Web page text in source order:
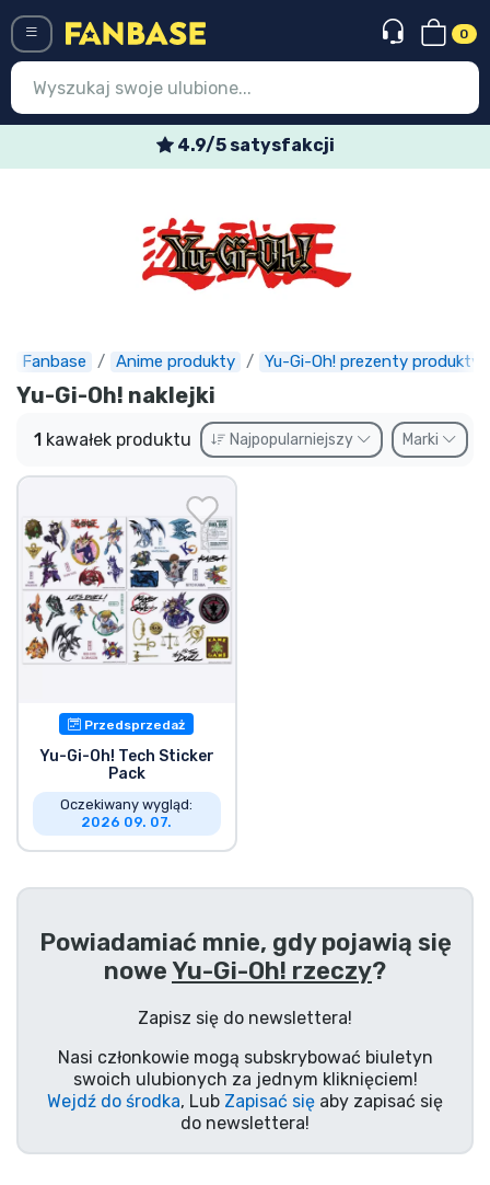
0
4.9/5 satysfakcji
Fanbase Anime produkty Yu-Gi-Oh! prezenty produkty
Yu-Gi-Oh! naklejki
1 kawałek produktu Najpopularniejszy Marki
Przedsprzedaż
Yu-Gi-Oh! Tech Sticker
Pack
Oczekiwany wygląd:
2026 09. 07.
Powiadamiać mnie, gdy pojawią się
nowe Yu-Gi-Oh! rzeczy?
Zapisz się do newslettera!
Nasi członkowie mogą subskrybować biuletyn
swoich ulubionych za jednym kliknięciem!
Wejdź do środka, Lub Zapisać się aby zapisać się
do newslettera!
Najnowsze rzeczy
Doręczenie ekspresowe
Przedsprzedaż
Outlet produkty
Wysyłka i płatność
Rzeczy seryjne
Rzeczy filmowe
Rzeczy z anime
Rzeczy dla graczy
Rzeczy muzyczne
Typy produktów
Marki